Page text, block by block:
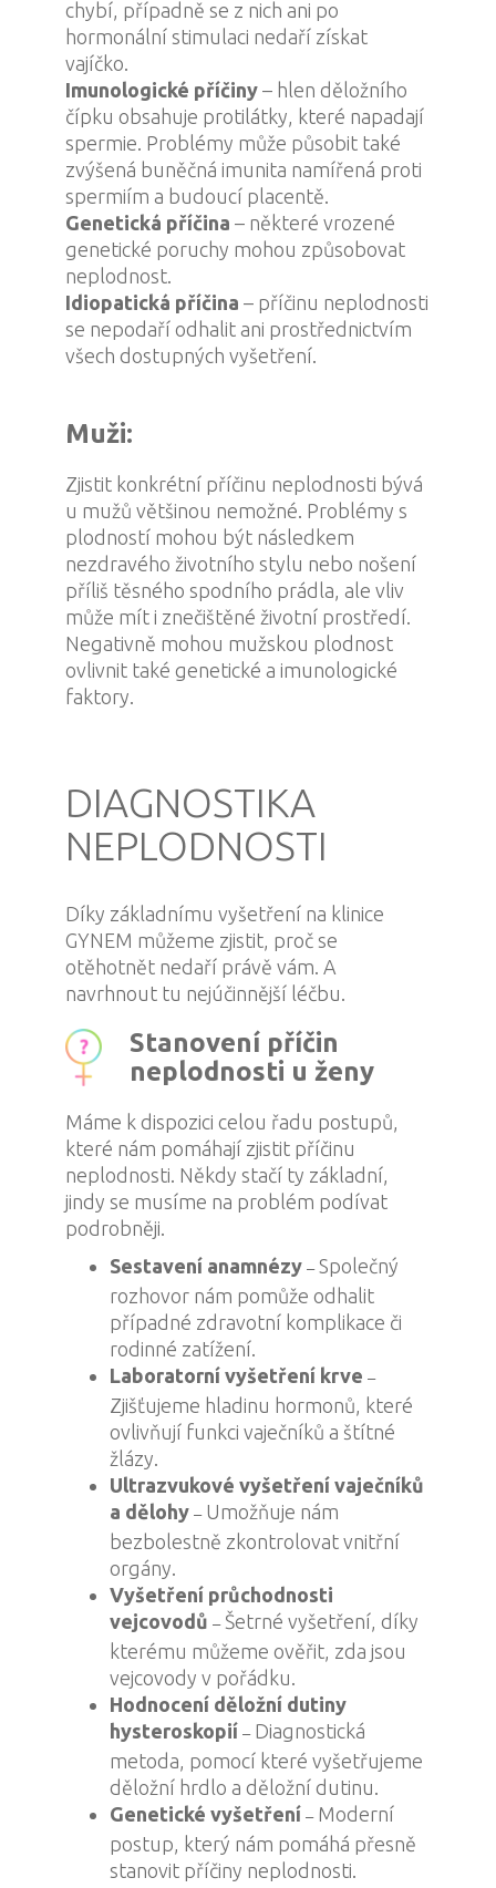
chybí, případně se z nich ani po
hormonální stimulaci nedaří získat
vajíčko.
Imunologické příčiny – hlen děložního
čípku obsahuje protilátky, které napadají
spermie. Problémy může působit také
zvýšená buněčná imunita namířená proti
spermiím a budoucí placentě.
Genetická příčina – některé vrozené
genetické poruchy mohou způsobovat
neplodnost.
Idiopatická příčina – příčinu neplodnosti
se nepodaří odhalit ani prostřednictvím
všech dostupných vyšetření.
Muži:
Zjistit konkrétní příčinu neplodnosti bývá
u mužů většinou nemožné. Problémy s
plodností mohou být následkem
nezdravého životního stylu nebo nošení
příliš těsného spodního prádla, ale vliv
může mít i znečištěné životní prostředí.
Negativně mohou mužskou plodnost
ovlivnit také genetické a imunologické
faktory.
DIAGNOSTIKA
NEPLODNOSTI
Díky základnímu vyšetření na klinice
GYNEM můžeme zjistit, proč se
otěhotnět nedaří právě vám. A
navrhnout tu nejúčinnější léčbu.
Stanovení příčin
neplodnosti u ženy
Máme k dispozici celou řadu postupů,
které nám pomáhají zjistit příčinu
neplodnosti. Někdy stačí ty základní,
jindy se musíme na problém podívat
podrobněji.
Sestavení anamnézy – Společný
rozhovor nám pomůže odhalit
případné zdravotní komplikace či
rodinné zatížení.
Laboratorní vyšetření krve –
Zjišťujeme hladinu hormonů, které
ovlivňují funkci vaječníků a štítné
žlázy.
Ultrazvukové vyšetření vaječníků
a dělohy – Umožňuje nám
bezbolestně zkontrolovat vnitřní
orgány.
Vyšetření průchodnosti
vejcovodů – Šetrné vyšetření, díky
kterému můžeme ověřit, zda jsou
vejcovody v pořádku.
Hodnocení děložní dutiny
hysteroskopií – Diagnostická
metoda, pomocí které vyšetřujeme
děložní hrdlo a děložní dutinu.
Genetické vyšetření – Moderní
postup, který nám pomáhá přesně
stanovit příčiny neplodnosti.